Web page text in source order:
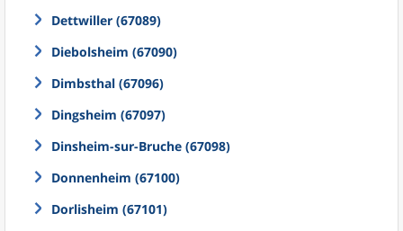
Dettwiller (67089)
Diebolsheim (67090)
Dimbsthal (67096)
Dingsheim (67097)
Dinsheim-sur-Bruche (67098)
Donnenheim (67100)
Dorlisheim (67101)